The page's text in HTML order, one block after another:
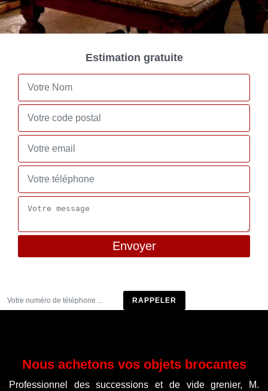
Estimation gratuite
Nous achetons vos objets brocantes
Professionnel des successions et de vide grenier, M.